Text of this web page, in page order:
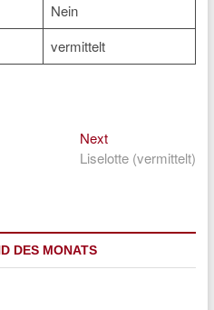
Nein
vermittelt
NextNext
post:
Liselotte (vermittelt)
DES MONATS